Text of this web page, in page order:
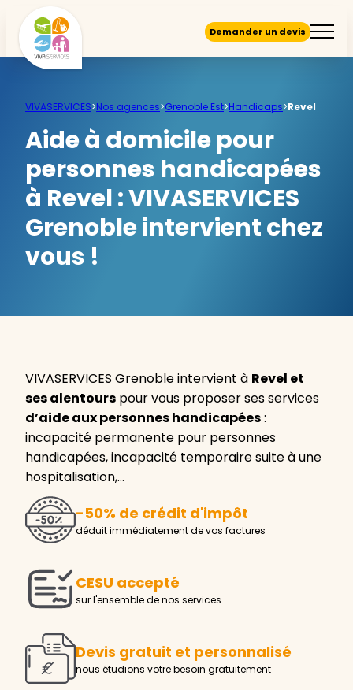
Demander un devis
VIVASERVICES>Nos agences>Grenoble Est>Handicaps>Revel
Aide à domicile pour
personnes handicapées
à Revel :VIVASERVICES
Grenoble intervient chez
vous !
VIVASERVICES Grenoble intervient à Revel et
ses alentours pour vous proposer ses services
d’aide aux personnes handicapées:
incapacité permanente pour personnes
handicapées, incapacité temporaire suite à une
hospitalisation,…
-50% de crédit d'impôt
déduit immédiatement de vos factures
CESU accepté
sur l'ensemble de nos services
Devis gratuit et personnalisé
nous étudions votre besoin gratuitement